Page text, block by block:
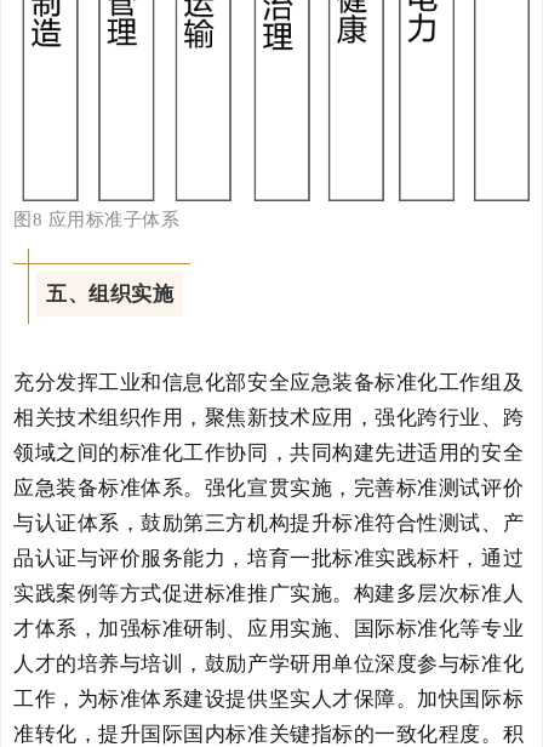
图 8 应用标准子体系
五、组织实施
充分发挥工业和信息化部安全应急装备标准化工作组及
相关技术组织作用，聚焦新技术应用，强化跨行业、跨
领域之间的标准化工作协同，共同构建先进适用的安全
应急装备标准体系。强化宣贯实施，完善标准测试评价
与认证体系，鼓励第三方机构提升标准符合性测试、产
品认证与评价服务能力，培育一批标准实践标杆，通过
实践案例等方式促进标准推广实施。构建多层次标准人
才体系，加强标准研制、应用实施、国际标准化等专业
人才的培养与培训，鼓励产学研用单位深度参与标准化
工作，为标准体系建设提供坚实人才保障。加快国际标
准转化，提升国际国内标准关键指标的一致化程度。积